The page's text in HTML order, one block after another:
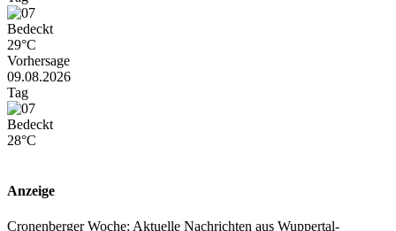
Bedeckt
29°C
Vorhersage
09.08.2026
Tag
Bedeckt
28°C
Anzeige
Cronenberger Woche: Aktuelle Nachrichten aus Wuppertal-